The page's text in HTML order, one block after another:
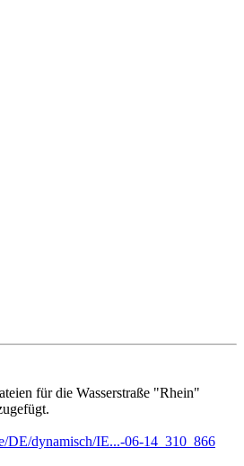
für die Wasserstraße "Rhein"
DE/dynamisch/IE...-06-14_310_866